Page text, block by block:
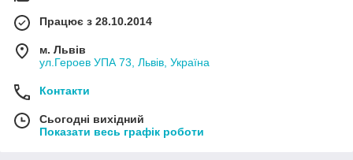
Працює з 28.10.2014
м. Львів
ул.Героев УПА 73, Львів, Україна
Контакти
Сьогодні вихідний
Показати весь графік роботи